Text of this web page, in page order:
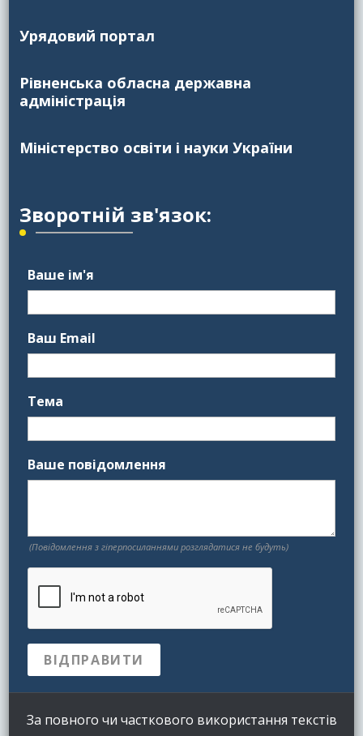
Урядовий портал
Рівненська обласна державна
адміністрація
Міністерство освіти і науки України
Зворотній зв'язок:
Ваше ім'я
Ваш Email
Тема
Ваше повідомлення
(Повідомлення з гіперпосиланнями розглядатися не будуть)
За повного чи часткового використання текстів